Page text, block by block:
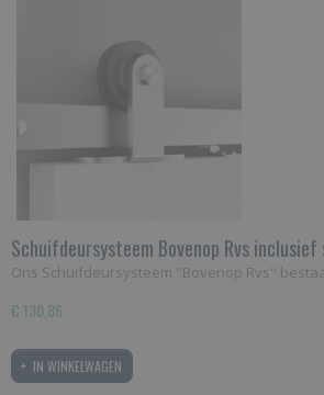
Schuifdeursysteem Bovenop Rvs
Ons Schuifdeursysteem ''Bovenop Rvs''
€ 130,86
IN WINKELWAGEN